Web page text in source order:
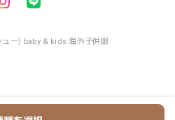
ー) baby & kids 海外子供服